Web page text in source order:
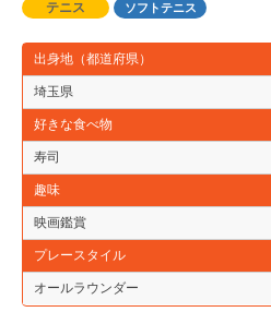
テニス ソフトテニス
出身地（都道府県）
埼玉県
好きな食べ物
寿司
趣味
映画鑑賞
プレースタイル
オールラウンダー